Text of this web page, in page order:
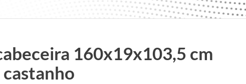
160x19x103,5 cm